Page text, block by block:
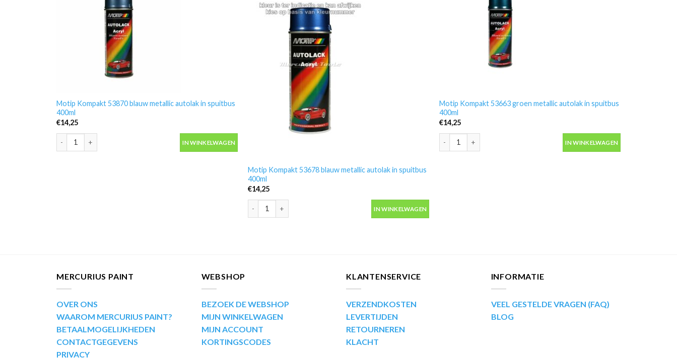
Motip Kompakt 53870 blauw metallic autolak in spuitbus
400ml
€14,25
Motip Kompakt 53870 blauw metallic autolak in spuitbus 400ml aantal
IN WINKELWAGEN
Motip Kompakt 53678 blauw metallic autolak in spuitbus
400ml
€14,25
Motip Kompakt 53678 blauw metallic autolak in spuitbus 400ml aantal
IN WINKELWAGEN
Motip Kompakt 53663 groen metallic autolak in spuitbus
400ml
€14,25
Motip Kompakt 53663 groen metallic autolak in spuitbus 400ml aantal
IN WINKELWAGEN
MERCURIUS PAINT
OVER ONS
WAAROM MERCURIUS PAINT?
BETAALMOGELIJKHEDEN
CONTACTGEGEVENS
PRIVACY
WEBSHOP
BEZOEK DE WEBSHOP
MIJN WINKELWAGEN
MIJN ACCOUNT
KORTINGSCODES
KLANTENSERVICE
VERZENDKOSTEN
LEVERTIJDEN
RETOURNEREN
KLACHT
INFORMATIE
VEEL GESTELDE VRAGEN (FAQ)
BLOG